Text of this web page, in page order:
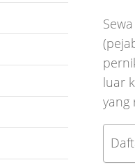
luar
yang